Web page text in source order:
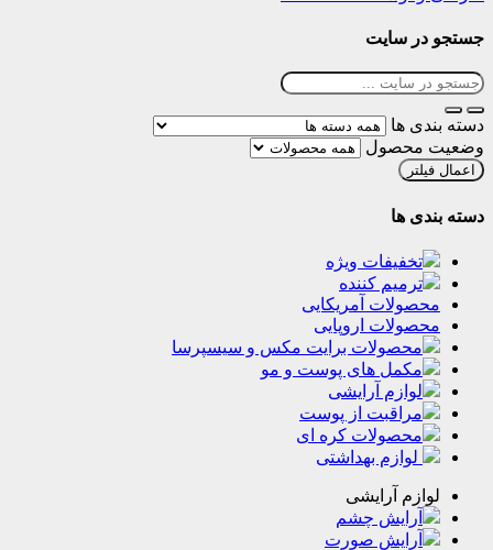
سایت
ها
ها
ویژه
کننده
آمریکایی
اروپایی
برایت مکس و سیسپرسا
های پوست‌ و مو
آرایشی
از پوست
کره ای
بهداشتی
آرایشی
چشم
صورت